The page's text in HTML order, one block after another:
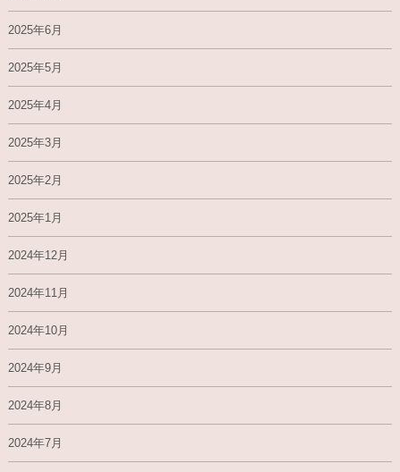
2025年6月
2025年5月
2025年4月
2025年3月
2025年2月
2025年1月
2024年12月
2024年11月
2024年10月
2024年9月
2024年8月
2024年7月